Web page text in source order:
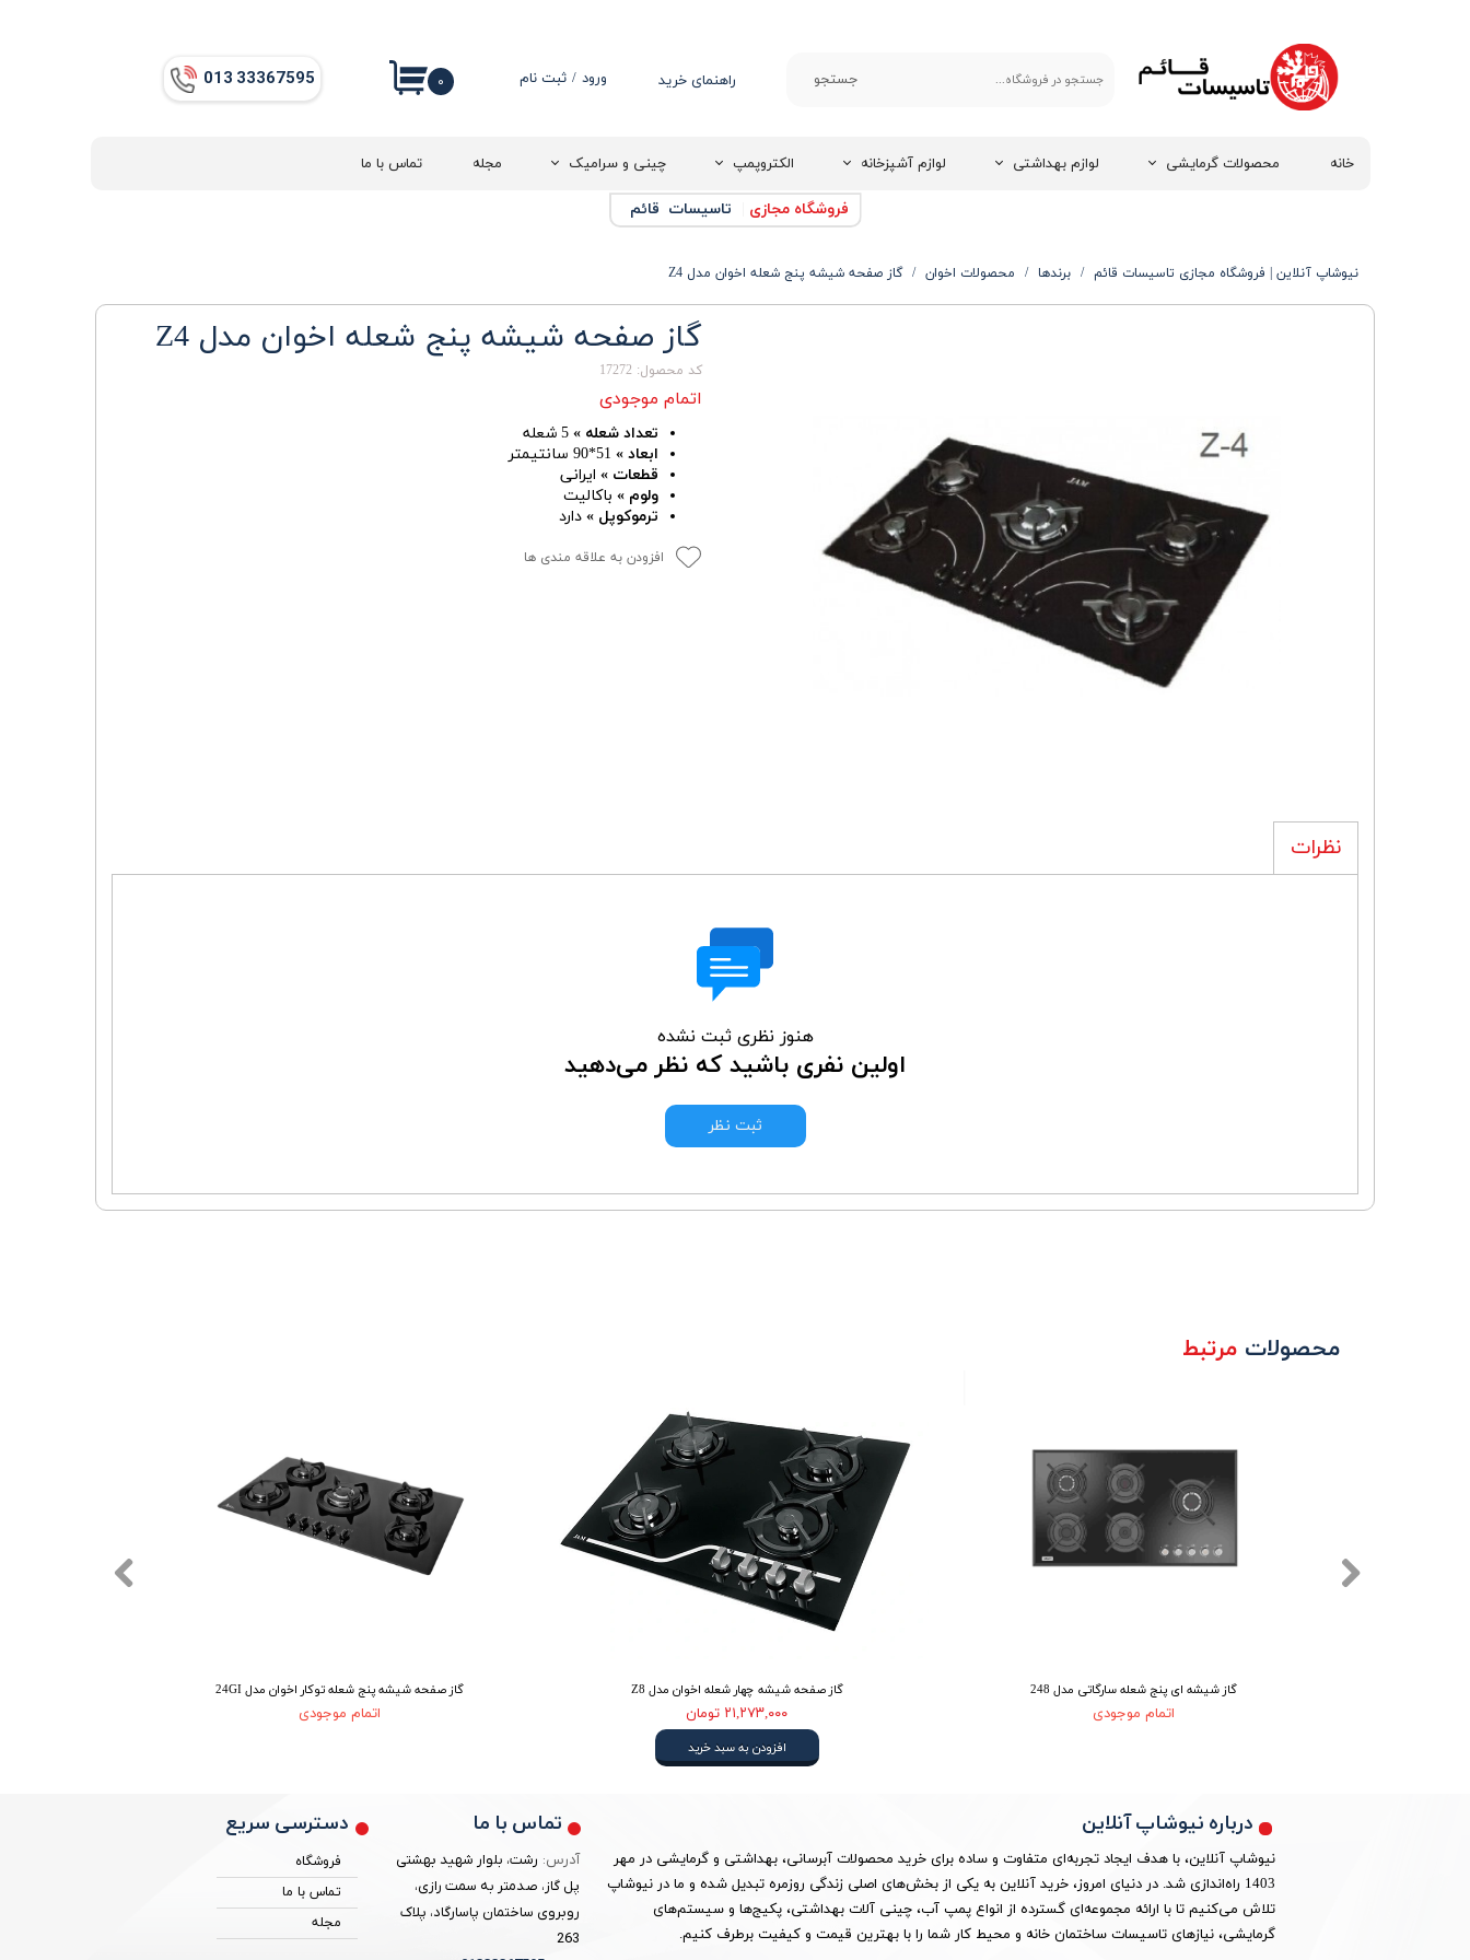
013​​​​​​​ 33367595 جستجو ورود / ثبت نام
تغییر گذر واژه خانه محصولات گرمایشی لوازم بهداشتی لوازم آشپزخانه الکتروپمپ چینی و سرامیک مجله تماس با ما
راهنمای خرید ۰
فروشگاه مجازی تاسیسات قائم
نیوشاپ آنلاین | فروشگاه مجازی تاسیسات قائم برندها محصولات اخوان گاز صفحه شیشه پنج شعله اخوان مدل Z4
گاز صفحه شیشه پنج شعله اخوان مدل Z4
کد محصول: 17272
اتمام موجودی
تعداد شعله » 5 شعله
ابعاد »
قطعات » ایرانی
ولوم » باکالیت
ترموکوپل » دارد
افزودن به علاقه مندی ها
نظرات
هنوز نظری ثبت نشده
اولین نفری باشید که نظر می‌دهید
ثبت نظر
گاز صفحه شیشه پنج شعله توکار اخوان مدل 24GI
اتمام موجودی
گاز صفحه شیشه چهار شعله اخوان مدل Z8
۲۱,۲۷۳,۰۰۰ تومان
افزودن به سبد خرید
گاز شیشه ای پنج شعله سارگاتی مدل 248
اتمام موجودی
محصولات مرتبط
درباره نیوشاپ آنلاین
نیوشاپ آنلاین، با هدف ایجاد تجربه‌ای متفاوت و ساده برای خرید محصولات آبرسانی، بهداشتی و گرمایشی در مهر
1403 راه‌اندازی شد. در دنیای امروز، خرید آنلاین به یکی از بخش‌های اصلی زندگی روزمره تبدیل شده و ما در نیوشاپ
تلاش می‌کنیم تا با ارائه مجموعه‌ای گسترده از انواع پمپ آب، چینی آلات بهداشتی، پکیج‌ها و سیستم‌های
گرمایشی، نیازهای تاسیسات ساختمان خانه و محیط کار شما را با بهترین قیمت و کیفیت برطرف کنیم.
دسترسی سریع
فروشگاه
تماس با ما
مجله
تماس با ما
آدرس: رشت، بلوار شهید بهشتی
پل گاز، صدمتر به سمت رازی،
روبروی ساختمان پاسارگاد، پلاک
263